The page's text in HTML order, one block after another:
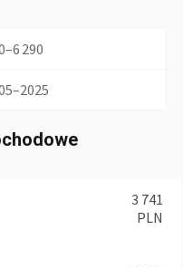
290
3 741
PLN